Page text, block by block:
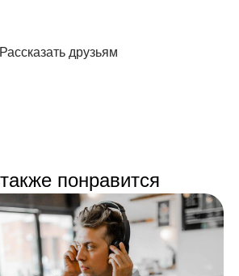
Рассказать друзьям
понравится